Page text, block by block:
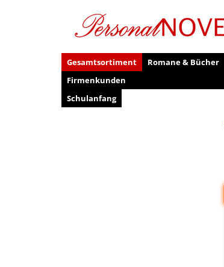
Gesamtsortiment Romane & Bücher
Firmenkunden
Schulanfang